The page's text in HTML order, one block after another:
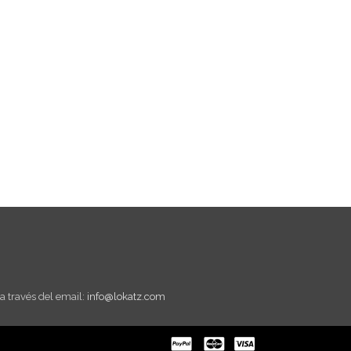
través del email: info@lokatz.com